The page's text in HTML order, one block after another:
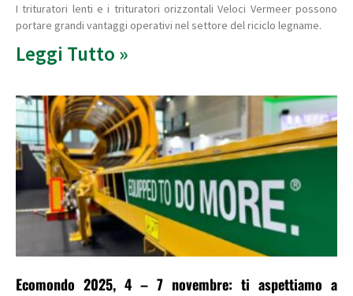
I trituratori lenti e i trituratori orizzontali Veloci Vermeer possono
portare grandi vantaggi operativi nel settore del riciclo legname.
Leggi Tutto »
Ecomondo 2025, 4 – 7 novembre: ti aspettiamo a